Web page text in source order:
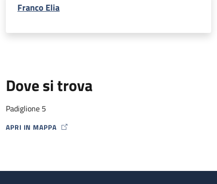
Franco Elia
Dove si trova
Padiglione 5
APRI IN MAPPA
MAP ICON